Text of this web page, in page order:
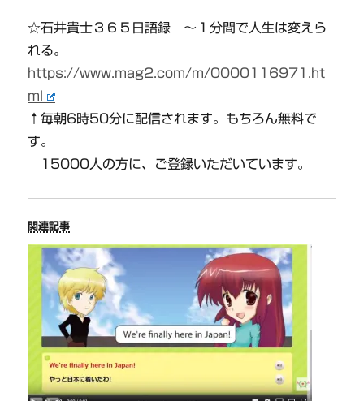
☆石井貴士３６５日語録 〜１分間で人生は変えら
れる。
https://www.mag2.com/m/0000116971.ht
ml
↑毎朝6時50分に配信されます。もちろん無料で
す。
15000人の方に、ご登録いただいています。
関連記事